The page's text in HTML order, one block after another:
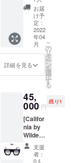
大量生
産をし
ない 作
る側・
使う側
が協力
しあ
い、双
方が納
得出来
ダクト
として
「Zan:p
T」がこ
こに完
成しま
した” • •
こちら
を着て
す。 一
度食べ
たらリ
ピート
請け合
非ご賞
味くだ
さい。 •
の自然
の中で
の絶品
もつ
鍋、い
かがで
しょう
か？興
相談承
りま
す。
(追って
こちら
から
アドレ
スをお
す。) *
時間は
13:00-
19:00と
なりま
す。
de
muerto
s (ディ
アデ•ム
エルト
ス)”訳
すと死
者の
りま
す。祭
では、
スカル
の形を
したお
菓子や
夜限り
のバル
by シェ
フ•カル
ロス] 広
島県を
中心に
活動し
ている
シェ
フ、カ
ルロス
朝田氏
によ
る、
「Bar
Abajo
de las
お届
け予
定：
2022
年04
月
詳細を見る
こ
の
リ
タ
ー
ン
を
選
択
す
る
45,
000 円
残り1
[Califor
nia by
Wilde
sunglas
ses] 相
棒カオ
支援
者：
0人